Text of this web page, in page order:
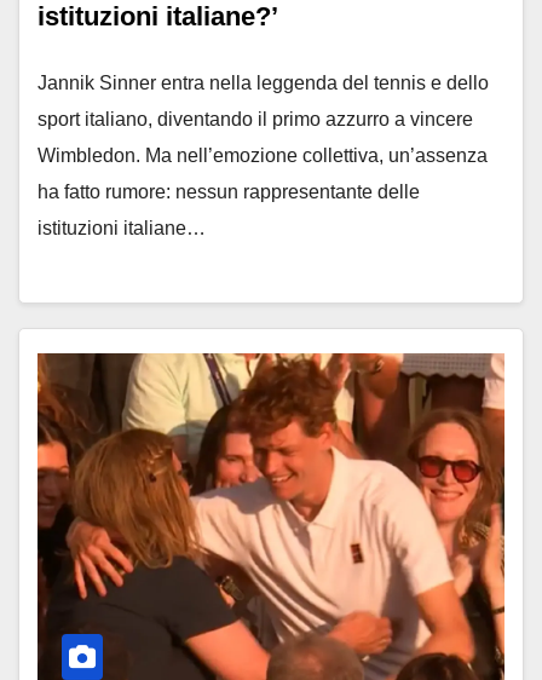
istituzioni italiane?’
Jannik Sinner entra nella leggenda del tennis e dello
sport italiano, diventando il primo azzurro a vincere
Wimbledon. Ma nell’emozione collettiva, un’assenza
ha fatto rumore: nessun rappresentante delle
istituzioni italiane…